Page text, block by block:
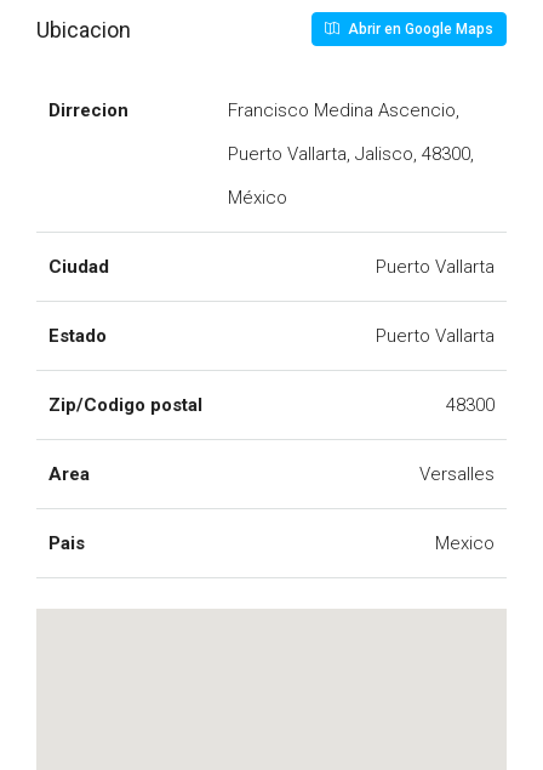
Ubicacion Abrir en Google Maps
Dirrecion
Francisco Medina Ascencio,
Puerto Vallarta, Jalisco, 48300,
México
Ciudad Puerto Vallarta
Estado Puerto Vallarta
Zip/Codigo postal 48300
Area Versalles
Pais Mexico